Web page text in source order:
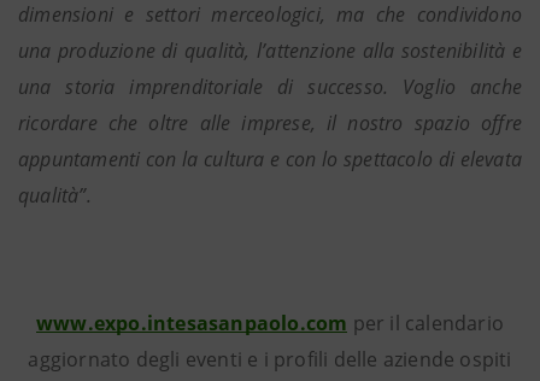
dimensioni e settori merceologici, ma che condividono
una produzione di qualità, l’attenzione alla sostenibilità e
una storia imprenditoriale di successo. Voglio anche
ricordare che oltre alle imprese, il nostro spazio offre
appuntamenti con la cultura e con lo spettacolo di elevata
qualità”.
www.expo.intesasanpaolo.com per il calendario
aggiornato degli eventi e i profili delle aziende ospiti